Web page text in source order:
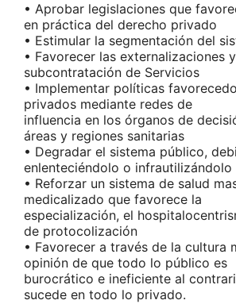
• Aprobar legislaciones que
en práctica del derecho privado
• Estimular la segmentación del
• Favorecer las externalizaciones
subcontratación de Servicios
• Implementar políticas
privados mediante redes de
influencia en los órganos de
áreas y regiones sanitarias
• Degradar el sistema público,
enlenteciéndolo o infrautilizándolo
• Reforzar un sistema de salud
medicalizado que favorece la
especialización, el
de protocolización
• Favorecer a través de la cultura
opinión de que todo lo público es
burocrático e ineficiente al
sucede en todo lo privado.